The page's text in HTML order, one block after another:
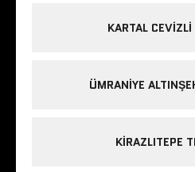
KARTAL
ÜMRANIYE
KIRAZLITEPE